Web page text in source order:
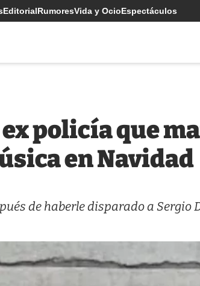
EditorialRumoresVida y OcioEspectáculos
policía que
en Navidad
de haberle disparado a Sergio